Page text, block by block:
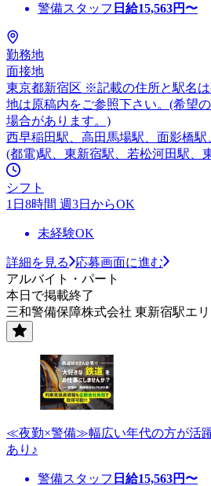
警備スタッフ 日給15,563円〜
勤務地
面接地
東京都新宿区 ※記載の住所と駅名
地は原稿内をご参照下さい。(希望
場合があります。)
西早稲田駅、高田馬場駅、面影橋駅
(都電)駅、東新宿駅、若松河田駅、
シフト
1日8時間 週3日からOK
未経験OK
詳細を見る
応募画面に進む
アルバイト・パート
本日で掲載終了
三和警備保障株式会社 東新宿駅エ
≪夜勤×警備≫幅広い年代の方が活
あり♪
警備スタッフ 日給15,563円〜